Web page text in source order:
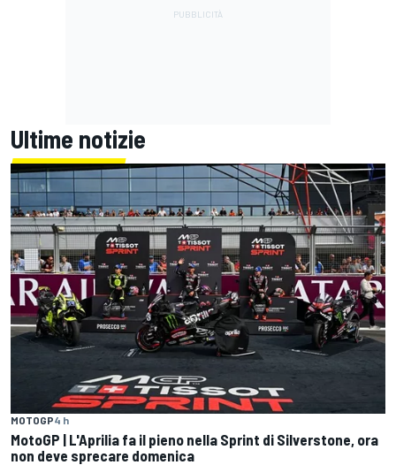
Ultime notizie
MOTOGP4 h
MotoGP | L'Aprilia fa il pieno nella Sprint di Silverstone, ora
non deve sprecare domenica